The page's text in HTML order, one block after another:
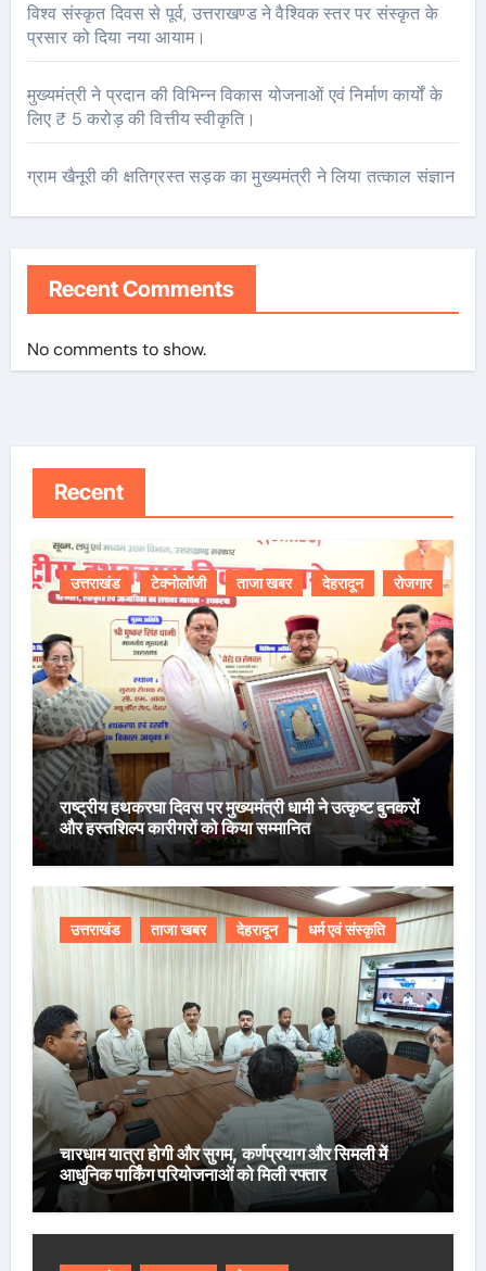
विश्व संस्कृत दिवस से पूर्व, उत्तराखण्ड ने वैश्विक स्तर पर संस्कृत के
प्रसार को दिया नया आयाम।
मुख्यमंत्री ने प्रदान की विभिन्न विकास योजनाओं एवं निर्माण कार्यों के
लिए ₹ 5 करोड़ की वित्तीय स्वीकृति।
ग्राम खैनूरी की क्षतिग्रस्त सड़क का मुख्यमंत्री ने लिया तत्काल संज्ञान
Recent Comments
No comments to show.
Recent
उत्तराखंड टेक्नोलॉजी ताजा खबर देहरादून रोजगार
राष्ट्रीय हथकरघा दिवस पर मुख्यमंत्री धामी ने उत्कृष्ट बुनकरों
और हस्तशिल्प कारीगरों को किया सम्मानित
उत्तराखंड ताजा खबर देहरादून धर्म एवं संस्कृति
चारधाम यात्रा होगी और सुगम, कर्णप्रयाग और सिमली में
आधुनिक पार्किंग परियोजनाओं को मिली रफ्तार